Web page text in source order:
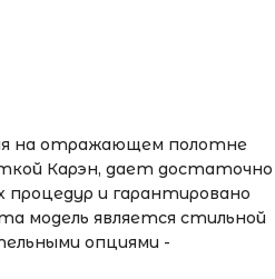
на отражающем полотне
Карэн, дает достаточно
процедур и гарантировано
модель является стильной
опциями -